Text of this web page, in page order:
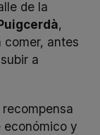
de la
,
comer, antes
a
económico y